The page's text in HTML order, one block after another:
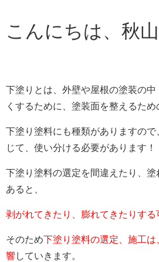
こんにちは、秋山
下塗りとは、外壁や屋根の塗装の
くするために、塗装面を整えるため
下塗り塗料にも種類がありますの
じて、使い分ける必要があります！
下塗り塗料の選定を間違えたり、
あると、
剥がれてきたり、膨れてきたりする
そのため 下塗り塗料の選定、施工
響していきます。